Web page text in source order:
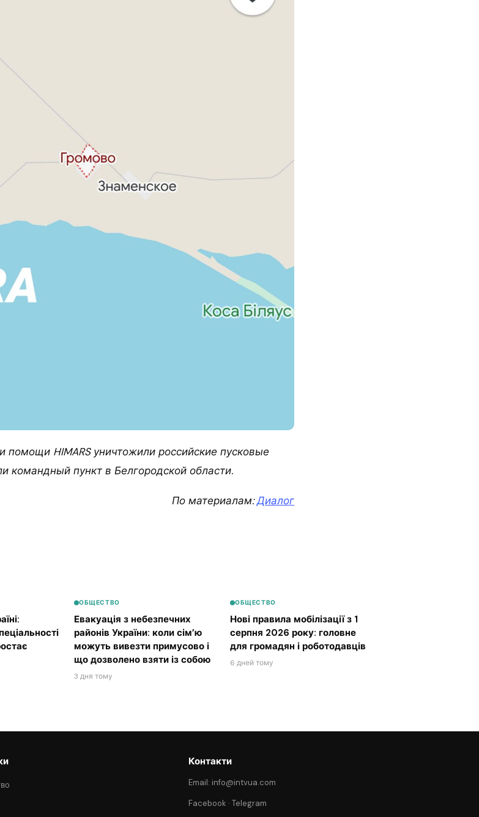
помощи HIMARS уничтожили российские пусковые
командный пункт в Белгородской области.
По материалам:Диалог
ОБЩЕСТВО
Евакуація з небезпечних
районів України: коли сім’ю
можуть вивезти примусово і
що дозволено взяти із собою
3 дня тому
ОБЩЕСТВО
Нові правила мобілізації з 1
серпня 2026 року: головне
для громадян і роботодавців
6 дней тому
Контакти
Email: info@intvua.com
Facebook ·Telegram